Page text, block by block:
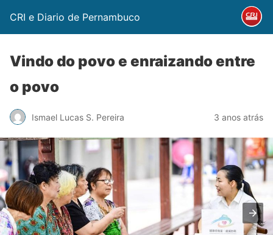
CRI e Diario de Pernambuco
Vindo do povo e enraizando entre
o povo
Ismael Lucas S. Pereira 3 anos atrás